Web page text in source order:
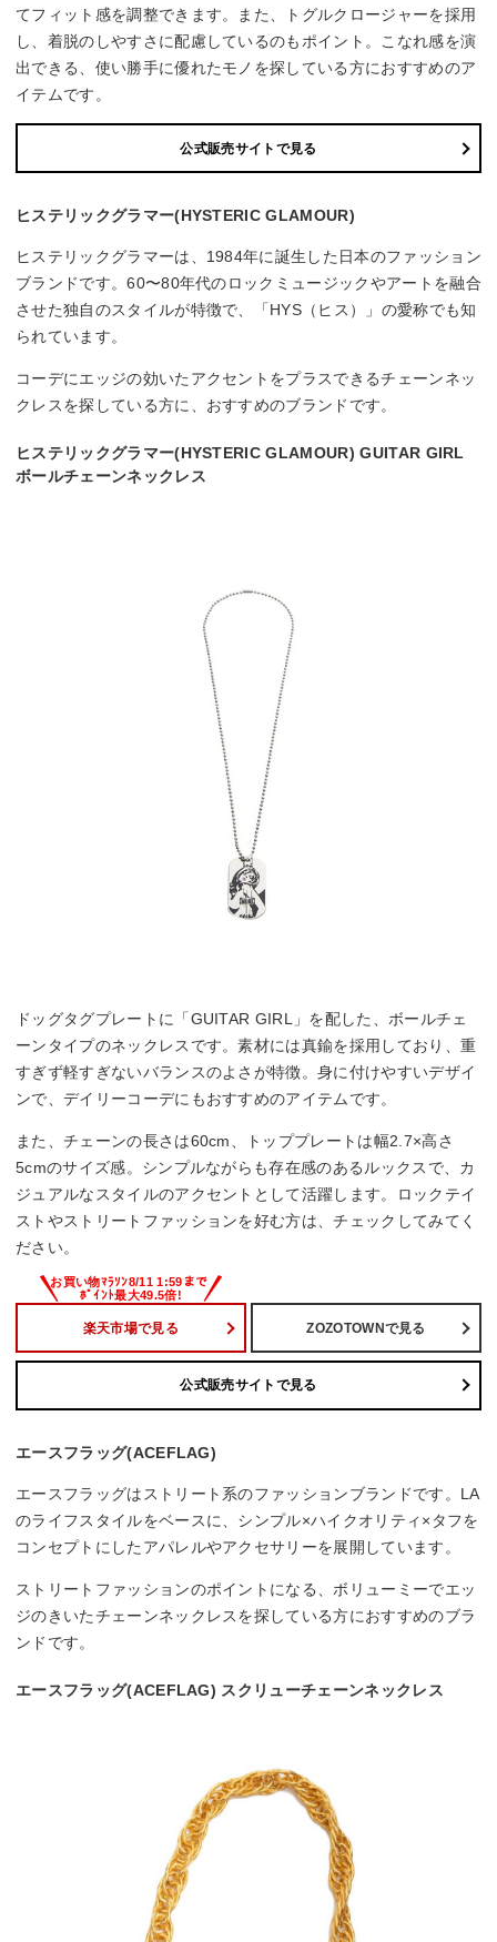
てフィット感を調整できます。また、トグルクロージャーを採用
し、着脱のしやすさに配慮しているのもポイント。こなれ感を演
出できる、使い勝手に優れたモノを探している方におすすめのア
イテムです。
公式販売サイトで見る
ヒステリックグラマー(HYSTERIC GLAMOUR)
ヒステリックグラマーは、1984年に誕生した日本のファッション
ブランドです。60〜80年代のロックミュージックやアートを融合
させた独自のスタイルが特徴で、「HYS（ヒス）」の愛称でも知
られています。
コーデにエッジの効いたアクセントをプラスできるチェーンネッ
クレスを探している方に、おすすめのブランドです。
ヒステリックグラマー(HYSTERIC GLAMOUR) GUITAR GIRL
ボールチェーンネックレス
ドッグタグプレートに「GUITAR GIRL」を配した、ボールチェ
ーンタイプのネックレスです。素材には真鍮を採用しており、重
すぎず軽すぎないバランスのよさが特徴。身に付けやすいデザイ
ンで、デイリーコーデにもおすすめのアイテムです。
また、チェーンの長さは60cm、トッププレートは幅2.7×高さ
5cmのサイズ感。シンプルながらも存在感のあるルックスで、カ
ジュアルなスタイルのアクセントとして活躍します。ロックテイ
ストやストリートファッションを好む方は、チェックしてみてく
ださい。
楽天市場で見る ZOZOTOWNで見る
公式販売サイトで見る
エースフラッグ(ACEFLAG)
エースフラッグはストリート系のファッションブランドです。LA
のライフスタイルをベースに、シンプル×ハイクオリティ×タフを
コンセプトにしたアパレルやアクセサリーを展開しています。
ストリートファッションのポイントになる、ボリューミーでエッ
ジのきいたチェーンネックレスを探している方におすすめのブラ
ンドです。
エースフラッグ(ACEFLAG) スクリューチェーンネックレス